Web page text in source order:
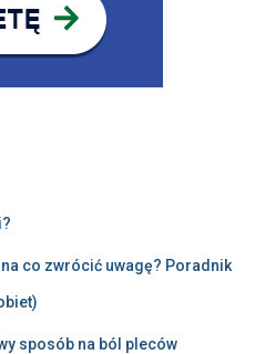
co zwrócić uwagę? Poradnik
sposób na ból pleców